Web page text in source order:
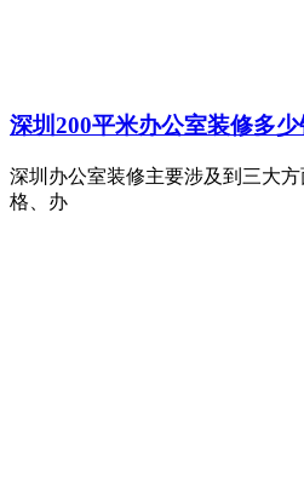
深圳200平米办公室装修多少
深圳办公室装修主要涉及到三大
格、办